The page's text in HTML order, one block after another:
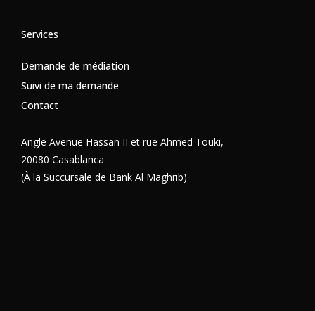
Services
Demande de médiation
Suivi de ma demande
Contact
Angle Avenue Hassan II et rue Ahmed Touki,
20080 Casablanca
(À la Succursale de Bank Al Maghrib)